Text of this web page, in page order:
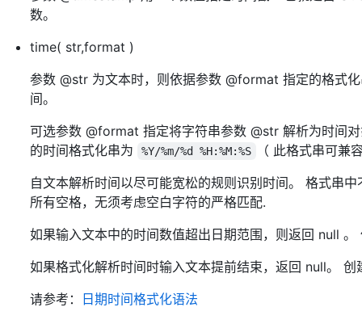
数。
time( str,format )
参数 @str 为文本时，则依据参数 @format 指定的格式
间。
可选参数 @format 指定将字符串参数 @str 解析为时间
的时间格式化串为
%Y/%m/%d %H:%M:%S
（ 此格式串可兼
自文本解析时间以尽可能宽松的规则识别时间。 格式串中
所有空格，无须考虑空白字符的严格匹配.
如果输入文本中的时间数值超出日期范围，则返回 null
如果格式化解析时间时输入文本提前结束，返回 null。
请参考： 日期时间格式化语法